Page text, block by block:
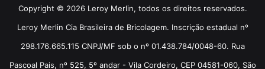
Copyright © 2026 Leroy Merlin, todos os direitos reservados.
Leroy Merlin Cia Brasileira de Bricolagem. Inscrição estadual nº
298.176.665.115 CNPJ/MF sob o nº 01.438.784/0048-60. Rua
Pascoal Pais, nº 525, 5º andar - Vila Cordeiro, CEP 04581-060, São